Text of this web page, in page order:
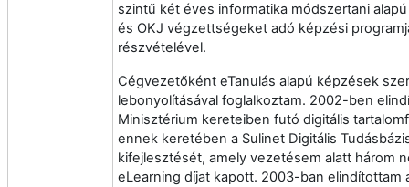
szintű két éves informatika módszertani
és OKJ végzettségeket adó képzési
részvételével.
Cégvezetőként eTanulás alapú képzések
lebonyolításával foglalkoztam. 2002-ben
Minisztérium kereteiben futó digitális
ennek keretében a Sulinet Digitális
kifejlesztését, amely vezetésem alatt három
eLearning díjat kapott. 2003-ban elindítottam